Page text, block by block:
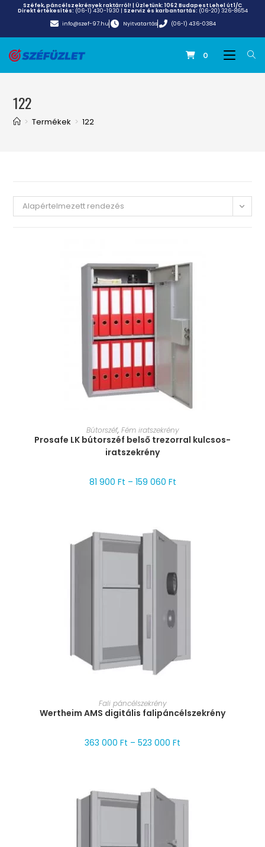
Széfek, páncélszekrények raktárról! | Üzletünk:1062 Budapest Lehel út 1/C
Direkt értékesítés: (06-1) 430-1930 | Szerviz és karbantartás: (06-20) 326-8654
info@szef-97.hu
Nyitvatartás (06-1) 436-0384
0
122
> Termékek > 122
Alapértelmezett rendezés
MÉRET VÁLASZTÁSA
Bútorszéf, Fém iratszekrény
Prosafe LK bútorszéf belső trezorral kulcsos-
iratszekrény
81 900 Ft – 159 060 Ft
MÉRET VÁLASZTÁSA
Fali páncélszekrény
Wertheim AMS digitális falipáncélszekrény
363 000 Ft – 523 000 Ft